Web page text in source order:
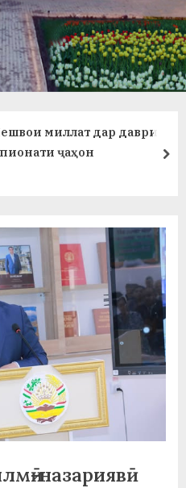
в
л
а
т
и
х
т
а
р
б
а
н
о
м
миллат дар даври
ҷаҳон
назариявӣ